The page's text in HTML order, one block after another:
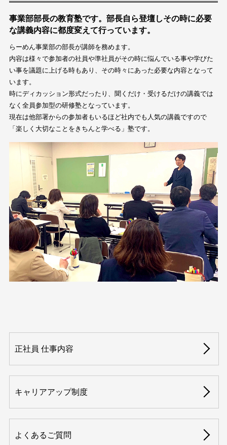
事業部部長の教育塾です。部長自ら登壇しその時に必要
な講義内容に都度変えて行っています。
らーめん事業部の部長が講師を務めます。
内容は様々で参加者の社員や準社員がその時に悩んでいる事や学びた
い事を議題に上げる時もあり、その時々にあった必要な内容となって
います。
時にディカッション形式だったり、聞くだけ・受けるだけの講義では
なく全員参加型の研修塾となっています。
現在は他部署からの参加者もいるほど社内でも人気の講義ですので
「楽しく大切なことをきちんと学べる」塾です。
正社員 仕事内容
キャリアアップ制度
よくあるご質問